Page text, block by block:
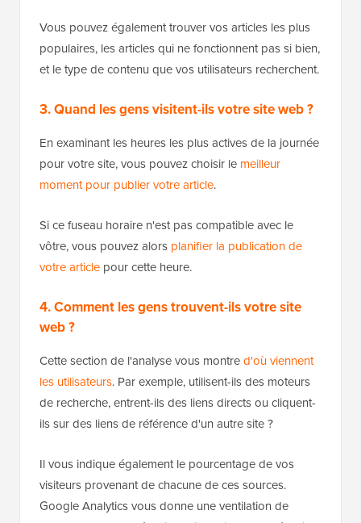
Vous pouvez également trouver vos articles les plus
populaires, les articles qui ne fonctionnent pas si bien,
et le type de contenu que vos utilisateurs recherchent.
3. Quand les gens visitent-ils votre site web ?
En examinant les heures les plus actives de la journée
pour votre site, vous pouvez choisir le meilleur
moment pour publier votre article.
Si ce fuseau horaire n'est pas compatible avec le
vôtre, vous pouvez alors planifier la publication de
votre article pour cette heure.
4. Comment les gens trouvent-ils votre site
web ?
Cette section de l'analyse vous montred'où viennent
les utilisateurs. Par exemple, utilisent-ils des moteurs
de recherche, entrent-ils des liens directs ou cliquent-
ils sur des liens de référence d'un autre site ?
Il vous indique également le pourcentage de vos
visiteurs provenant de chacune de ces sources.
Google Analytics vous donne une ventilation de